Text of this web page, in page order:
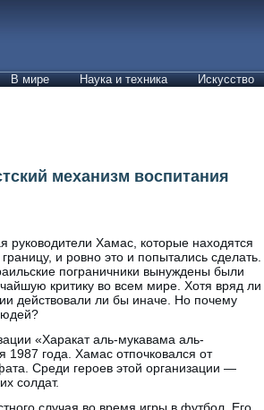
В мире Наука и техника Искусство
механизм воспитания
Хамас, которые находятся
и ровно это и попытались сделать.
пограничники вынуждены были
критику во всем мире. Хотя вряд ли
действовали ли бы иначе. Но почему
«Харакат аль-мукавама аль-
года. Хамас отпочковался от
Среди героев этой организации —
солдат.
случая во время игры в футбол. Его